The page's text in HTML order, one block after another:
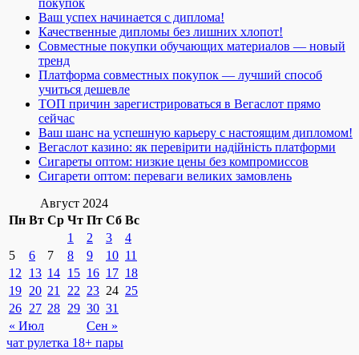
Ваш успех начинается с диплома!
Качественные дипломы без лишних хлопот!
Совместные покупки обучающих материалов — новый
тренд
Платформа совместных покупок — лучший способ
учиться дешевле
ТОП причин зарегистрироваться в Вегаслот прямо
сейчас
Ваш шанс на успешную карьеру с настоящим дипломом!
Вегаслот казино: як перевірити надійність платформи
Сигареты оптом: низкие цены без компромиссов
Сигарети оптом: переваги великих замовлень
Август 2024
Пн Вт Ср Чт Пт Сб Вс
« Июл Сен »
1 2 3
4
5
6 7 8 9 10 11
12
13 14 15 16 17 18
19 20 21 22 23 24 25
26 27 28 29 30 31
чат рулетка 18+ пары